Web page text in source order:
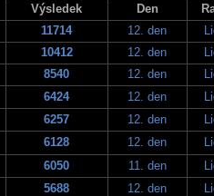
Výsledek Den
11714 12. den
10412 12. den
8540 12. den
6424 12. den
6257 12. den
6128 12. den
6050 11. den
5688 12. den